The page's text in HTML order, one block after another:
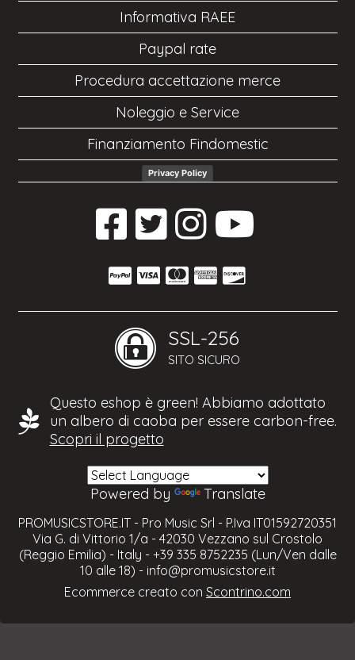
Informativa RAEE
Paypal rate
Procedura accettazione merce
Noleggio e Service
Finanziamento Findomestic
Privacy Policy
SSL-256
SITO SICURO
Questo eshop è green! Abbiamo adottato
un albero di caoba per essere carbon-free.
Scopri il progetto
Powered by Translate
PROMUSICSTORE.IT - Pro Music Srl - P.Iva IT01592720351
Via G. di Vittorio 1/a - 42030 Vezzano sul Crostolo
(Reggio Emilia) - Italy - +39 335 8752235 (Lun/Ven dalle
10 alle 18) - info@promusicstore.it
Ecommerce creato con Scontrino.com